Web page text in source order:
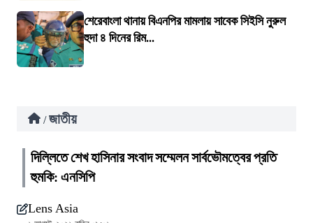
শেরেবাংলা থানায় বিএনপির মামলায় সাবেক সিইসি নুরুল
হুদা ৪ দিনের রিম...
/ জাতীয়
দিল্লিতে শেখ হাসিনার সংবাদ সম্মেলন সার্বভৌমত্বের প্রতি
হুমকি: এনসিপি
Lens Asia